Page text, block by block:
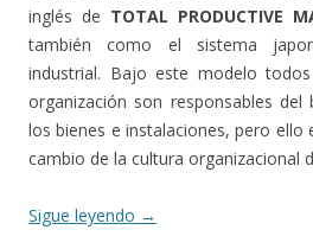
inglés de TOTAL PRODUCTIVE
también como el sistema
industrial. Bajo este modelo
organización son responsables
los bienes e instalaciones, pero ello
cambio de la cultura organizacional
Sigue leyendo →